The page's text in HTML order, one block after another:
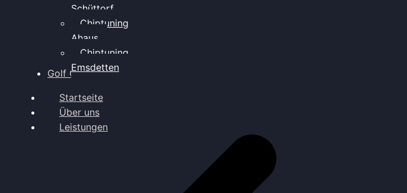
Schüttorf
Chiptuning
Ahaus
Chiptuning
Emsdetten
Golf Gewinnspiel
Startseite
Über uns
Leistungen